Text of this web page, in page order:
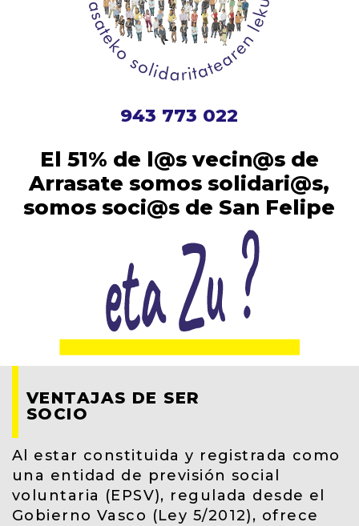
943 773 022
El 51% de l@s vecin@s de
Arrasate somos solidari@s,
somos soci@s de San Felipe
VENTAJAS DE SER
SOCIO
Al estar constituida y registrada como
una entidad de previsión social
voluntaria (EPSV), regulada desde el
Gobierno Vasco (Ley 5/2012), ofrece